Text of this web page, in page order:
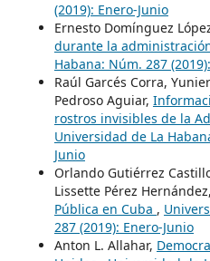
(2019): Enero-Junio
Ernesto Domínguez
durante la
Habana: Núm. 287
Raúl Garcés Corra,
Pedroso Aguiar,
rostros invisibles de la
Universidad de La
Junio
Orlando Gutiérrez
Lissette Pérez Hernández,
Pública en Cuba ,
287 (2019): Enero-Junio
Anton L. Allahar,